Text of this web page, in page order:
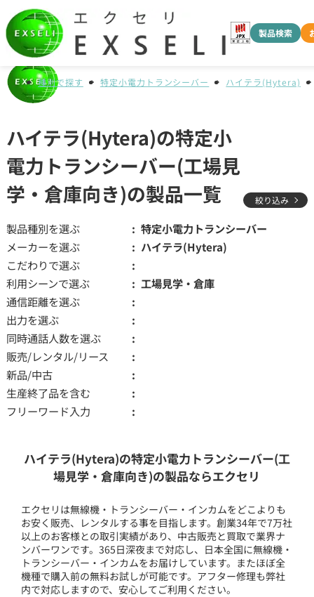
製品検索
種別で探す 特定小電力トランシーバー ハイテラ(Hytera)
ハイテラ(Hytera)の特定小
電力トランシーバー(工場見
学・倉庫向き)の製品一覧
絞り込み
製品種別を選ぶ
特定小電力トランシーバー
メーカーを選ぶ
ハイテラ(Hytera)
こだわりで選ぶ
利用シーンで選ぶ
工場見学・倉庫
通信距離を選ぶ
出力を選ぶ
同時通話人数を選ぶ
販売/レンタル/リース
新品/中古
生産終了品を含む
フリーワード入力
ハイテラ(Hytera)の特定小電力トランシーバー(工
場見学・倉庫向き)の製品ならエクセリ
エクセリは無線機・トランシーバー・インカムをどこよりも
お安く販売、レンタルする事を目指します。創業34年で7万社
以上のお客様との取引実績があり、中古販売と買取で業界ナ
ンバーワンです。365日深夜まで対応し、日本全国に無線機・
トランシーバー・インカムをお届けしています。またほぼ全
機種で購入前の無料お試しが可能です。アフター修理も弊社
内で対応しますので、安心してご利用ください。